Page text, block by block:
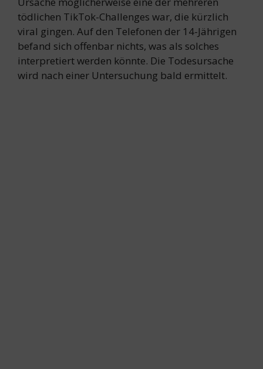
tödlichen TikTok-Challenges war, die kürzlich
viral gingen. Auf den Telefonen der 14-Jährigen
befand sich offenbar nichts, was als solches
interpretiert werden könnte. Die Todesursache
wird nach einer Untersuchung bald ermittelt.